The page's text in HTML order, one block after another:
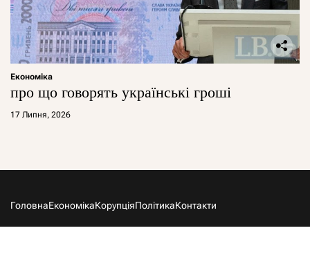
Економіка
про що говорять українські гроші
17 Липня, 2026
ГоловнаЕкономікаКорупціяПолітикаКонтакти